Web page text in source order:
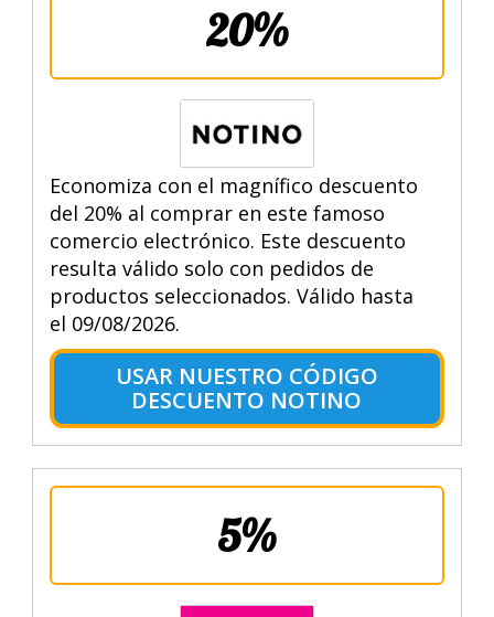
20%
Economiza con el magnífico descuento
del 20% al comprar en este famoso
comercio electrónico. Este descuento
resulta válido solo con pedidos de
productos seleccionados. Válido hasta
el 09/08/2026.
USAR NUESTRO CÓDIGO
DESCUENTO NOTINO
5%